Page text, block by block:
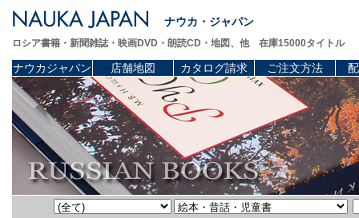
ナウカ・ジャパン
ロシア書籍・新聞雑誌・映画DVD・朗読CD・地図、他 在庫15000タイトル
ナウカジャパン 店舗地図 カタログ請求 ご注文方法